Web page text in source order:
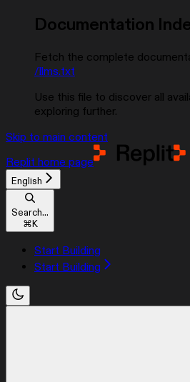
Documentation
Fetch the complete
/llms.txt
Use this file to discover all
exploring further.
Skip to main content
Replit home page
English
Search...
⌘K
Start Building
Start Building